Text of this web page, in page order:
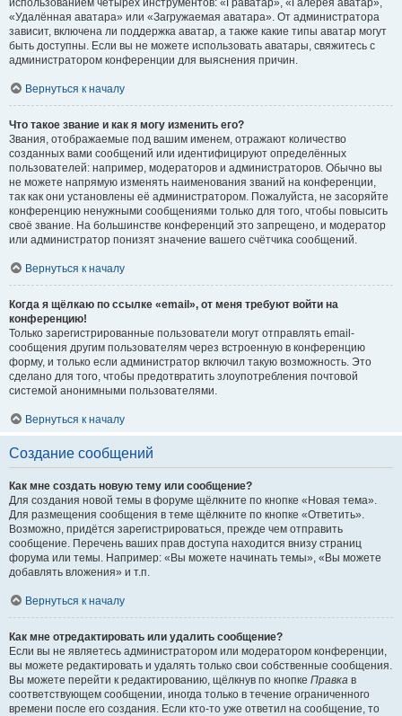
использованием четырёх инструментов: «Граватар», «Галерея аватар»,
«Удалённая аватара» или «Загружаемая аватара». От администратора
зависит, включена ли поддержка аватар, а также какие типы аватар могут
быть доступны. Если вы не можете использовать аватары, свяжитесь с
администратором конференции для выяснения причин.
Вернуться к началу
Что такое звание и как я могу изменить его?
Звания, отображаемые под вашим именем, отражают количество
созданных вами сообщений или идентифицируют определённых
пользователей: например, модераторов и администраторов. Обычно вы
не можете напрямую изменять наименования званий на конференции,
так как они установлены её администратором. Пожалуйста, не засоряйте
конференцию ненужными сообщениями только для того, чтобы повысить
своё звание. На большинстве конференций это запрещено, и модератор
или администратор понизят значение вашего счётчика сообщений.
Вернуться к началу
Когда я щёлкаю по ссылке «email», от меня требуют войти на
конференцию!
Только зарегистрированные пользователи могут отправлять email-
сообщения другим пользователям через встроенную в конференцию
форму, и только если администратор включил такую возможность. Это
сделано для того, чтобы предотвратить злоупотребления почтовой
системой анонимными пользователями.
Вернуться к началу
Создание сообщений
Как мне создать новую тему или сообщение?
Для создания новой темы в форуме щёлкните по кнопке «Новая тема».
Для размещения сообщения в теме щёлкните по кнопке «Ответить».
Возможно, придётся зарегистрироваться, прежде чем отправить
сообщение. Перечень ваших прав доступа находится внизу страниц
форума или темы. Например: «Вы можете начинать темы», «Вы можете
добавлять вложения» и т.п.
Вернуться к началу
Как мне отредактировать или удалить сообщение?
Если вы не являетесь администратором или модератором конференции,
вы можете редактировать и удалять только свои собственные сообщения.
Вы можете перейти к редактированию, щёлкнув по кнопке Правка в
соответствующем сообщении, иногда только в течение ограниченного
времени после его создания. Если кто-то уже ответил на сообщение, то